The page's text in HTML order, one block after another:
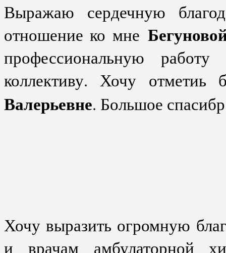
Выражаю сердечную
отношение ко мне
профессиональную
коллективу. Хочу
Валерьевне. Большое
Хочу выразить огромную
и врачам амбулаторной